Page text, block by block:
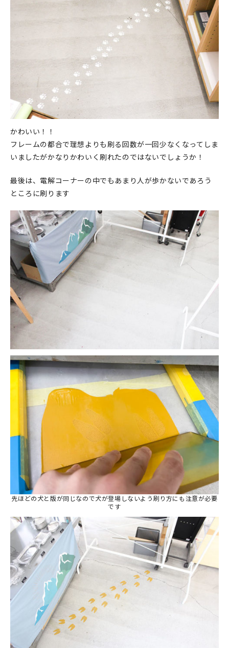
かわいい！！
フレームの都合で理想よりも刷る回数が一回少なくなってしま
いましたがかなりかわいく刷れたのではないでしょうか！
最後は、電解コーナーの中でもあまり人が歩かないであろう
ところに刷ります
先ほどの犬と版が同じなので犬が登場しないよう刷り方にも注意が必要
です